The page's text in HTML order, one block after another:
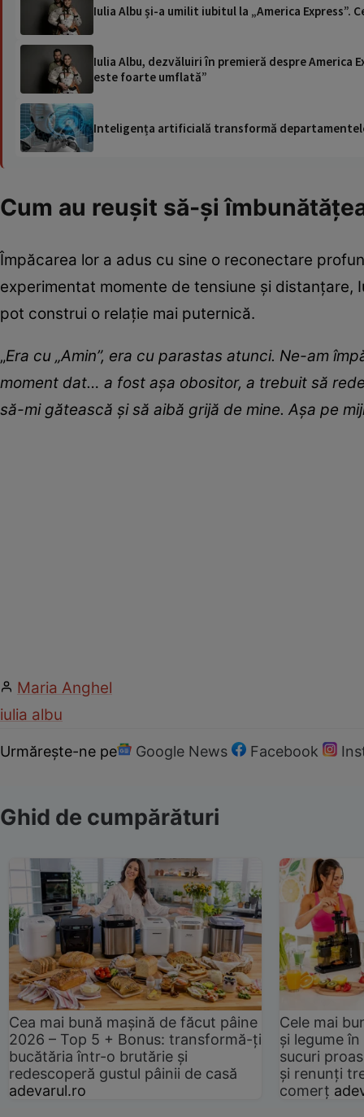
Iulia Albu și-a umilit iubitul la „America
Iulia Albu, dezvăluiri în premieră despre America
este foarte umflată”
Inteligența artificială transformă
Cum au reușit să-și
Împăcarea lor a adus cu sine o reconectare
experimentat momente de tensiune și
pot construi o relație mai puternică.
„Era cu „Amin”, era cu parastas atunci. Ne-am
moment dat… a fost așa obositor, a trebuit să
să-mi gătească și să aibă grijă de mine. Așa pe
Maria Anghel
iulia albu
Urmărește-ne pe Google News Facebook
Ghid de cumpărături
Cea mai bună mașină de făcut pâine
2026 – Top 5 + Bonus: transformă-ți
bucătăria într-o brutărie și
redescoperă gustul pâinii de casă
adevarul.ro
Cele mai
și legume
sucuri
și renunți
comerț